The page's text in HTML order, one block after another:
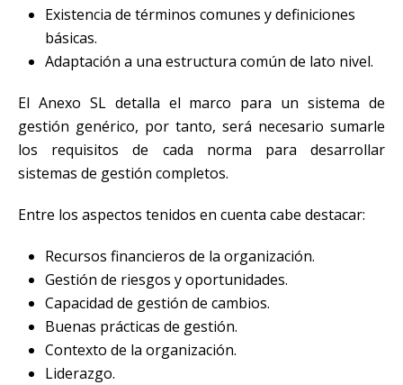
Existencia de términos comunes y definiciones
básicas.
Adaptación a una estructura común de lato nivel.
El Anexo SL detalla el marco para un sistema de
gestión genérico, por tanto, será necesario sumarle
los requisitos de cada norma para desarrollar
sistemas de gestión completos.
Entre los aspectos tenidos en cuenta cabe destacar:
Recursos financieros de la organización.
Gestión de riesgos y oportunidades.
Capacidad de gestión de cambios.
Buenas prácticas de gestión.
Contexto de la organización.
Liderazgo.